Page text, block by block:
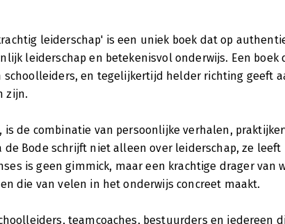
leiderschap' is een uniek boek dat op
leiderschap en betekenisvol onderwijs. Een boek
schoolleiders, en tegelijkertijd helder richting geeft
zijn.
is de combinatie van persoonlijke verhalen,
Bode schrijft niet alleen over leiderschap, ze leeft
is geen gimmick, maar een krachtige drager van
die van velen in het onderwijs concreet maakt.
teamcoaches, bestuurders en iedereen